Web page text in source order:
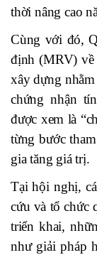
thời nâng cao
Cùng với đó,
định (MRV) về
xây dựng
chứng nhận
được xem là
từng bước
gia tăng giá trị.
Tại hội nghị,
cứu và tổ chức
triển khai,
như giải pháp